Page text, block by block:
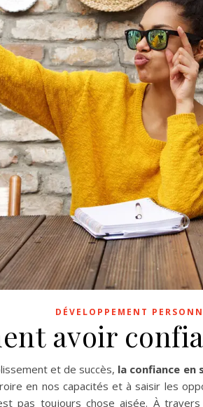
DÉVELOPPEMENT
avoir
et de succès, la confiance en
en nos capacités et à saisir les
pas toujours chose aisée. À